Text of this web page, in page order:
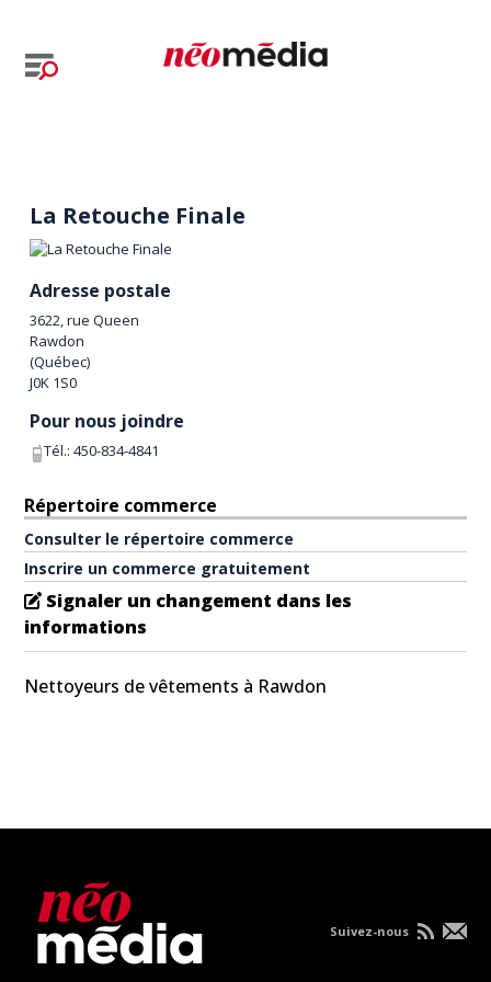
La Retouche Finale
Adresse postale
3622, rue Queen
Rawdon
(Québec)
J0K 1S0
Pour nous joindre
Tél.:450-834-4841
Répertoire commerce
Consulter le répertoire commerce
Inscrire un commerce gratuitement
Signaler un changement dans les
informations
Nettoyeurs de vêtements à Rawdon
Suivez-nous